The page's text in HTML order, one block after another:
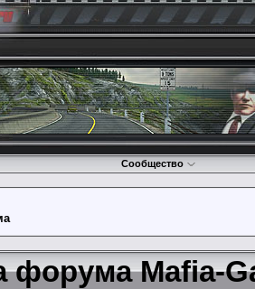
Сообщество
форума Mafia-